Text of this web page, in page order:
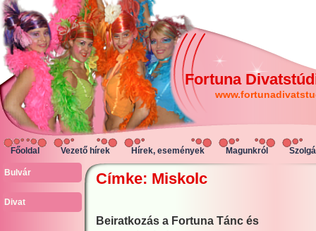
Fortuna
Főoldal Vezető hírek Hírek, események Magunkról
Bulvár
Divat
Címke: Miskolc
Beiratkozás a Fortuna Tánc és